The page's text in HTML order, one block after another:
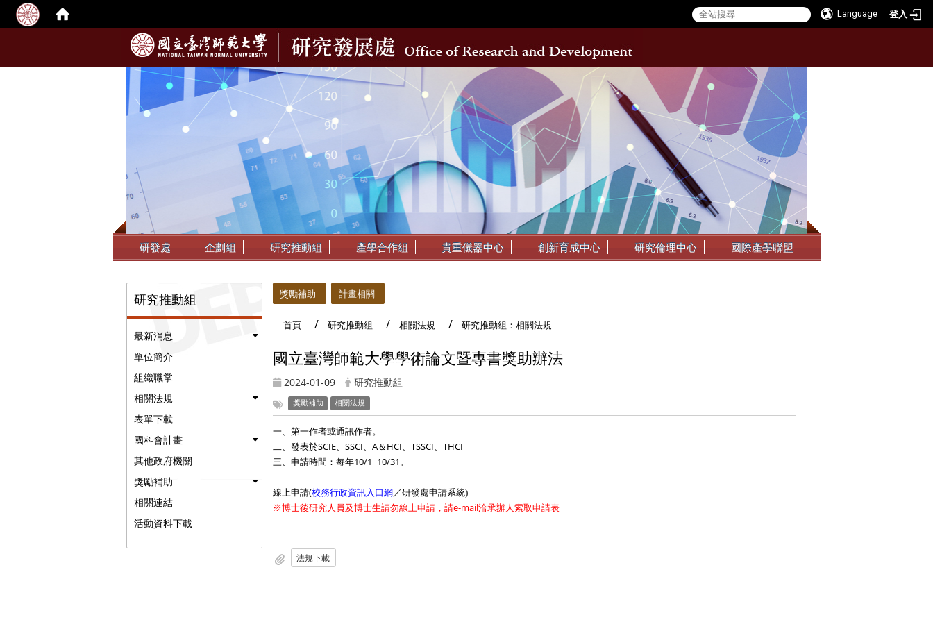
Language 登入
::: 研發處 企劃組 研究推動組 產學合作組 貴重儀器中心 創新育成中心 研究倫理中心 國際產學聯盟
研究推動組
最新消息
單位簡介
組織職掌
相關法規
表單下載
國科會計畫
其他政府機關
獎勵補助
相關連結
活動資料下載
獎勵補助 計畫相關
首頁 研究推動組 相關法規 研究推動組：相關法規
國立臺灣師範大學學術論文暨專書獎助辦法
2024-01-09 研究推動組
獎勵補助 相關法規
一、第一作者或通訊作者。
二、發表於SCIE、SSCI、A＆HCI、TSSCI、THCI
三、申請時間：每年10/1~10/31。
線上申請(校務行政資訊入口網 ／研發處申請系統)
※博士後研究人員及博士生請勿線上申請，請e-mail洽承辦人索取申請表
法規下載